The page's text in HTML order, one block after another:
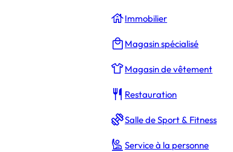
Immobilier
Magasin spécialisé
Magasin de vêtement
Restauration
Salle de Sport & Fitness
Service à la personne
Participation de Vérébo Lyon au salon Habitat & Jardin